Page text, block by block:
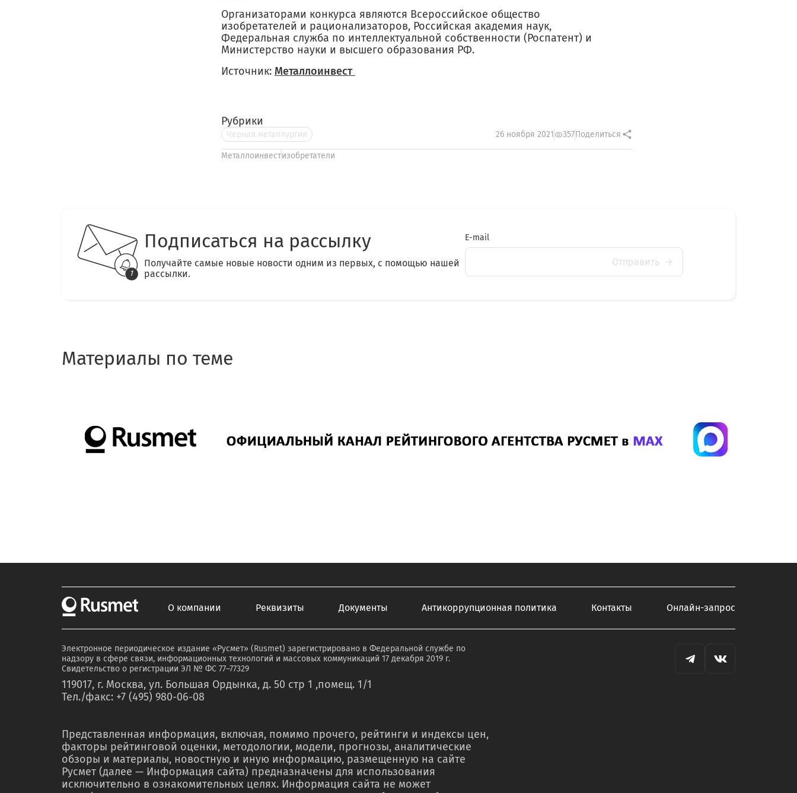
Организаторами конкурса являются Всероссийское общество
изобретателей и рационализаторов, Российская академия наук,
Федеральная служба по интеллектуальной собственности (Роспатент) и
Министерство науки и высшего образования РФ.
Источник: Металлоинвест
Рубрики
Черная металлургия 26 ноября 2021 357Поделиться
Металлоинвестизобретатели
Подписаться на рассылку
Получайте самые новые новости одним из первых, с помощью нашей
рассылки.
E-mail
Отправить
Материалы по теме
О компании Реквизиты Документы Антикоррупционная политика Контакты Онлайн-запрос
Электронное периодическое издание «Русмет» (Rusmet) зарегистрировано в Федеральной службе по
надзору в сфере связи, информационных технологий и массовых коммуникаций 17 декабря 2019 г.
Свидетельство о регистрации ЭЛ № ФС 77–77329
119017, г. Москва, ул. Большая Ордынка, д. 50 стр 1 ,помещ. 1/1
Тел./факс: +7 (495) 980-06-08
Представленная информация, включая, помимо прочего, рейтинги и индексы цен,
факторы рейтинговой оценки, методологии, модели, прогнозы, аналитические
обзоры и материалы, новостную и иную информацию, размещенную на сайте
Русмет (далее — Информация сайта) предназначены для использования
исключительно в ознакомительных целях. Информация сайта не может